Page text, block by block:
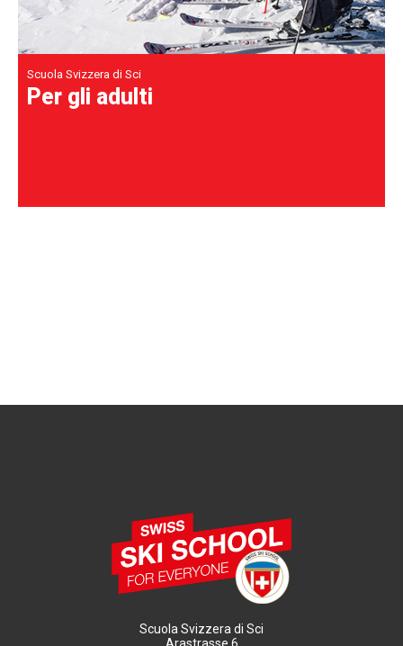
Scuola Svizzera di Sci
Per gli adulti
Scuola Svizzera di Sci
Arastrasse 6